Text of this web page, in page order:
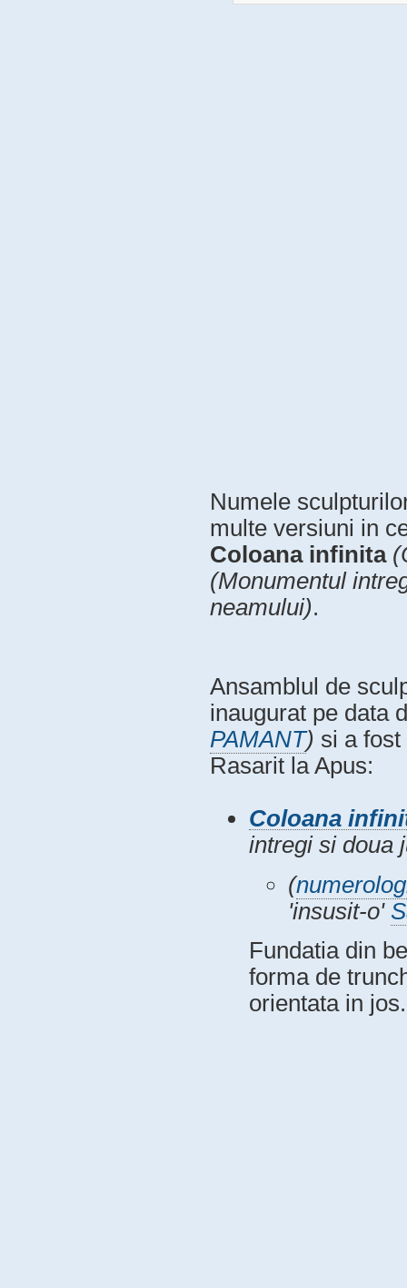
Numele
multe versiuni in
Coloana infinita
(Monumentul
neamului).
Ansamblul de
inaugurat pe data
PAMANT) si a
Rasarit la Apus:
Coloana
intregi si doua
(
'insusit-o'
Fundatia din
forma de
orientata in jos.